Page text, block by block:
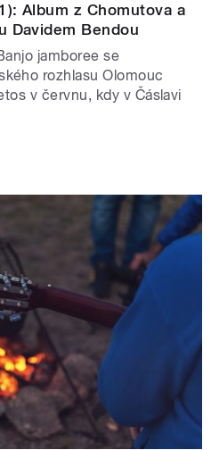
Album z Chomutova a
Davidem Bendou
jamboree se
rozhlasu Olomouc
v červnu, kdy v Čáslavi